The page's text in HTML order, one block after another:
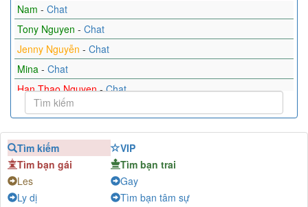
Nam - Chat
Tony Nguyen - Chat
Jenny Nguyễn - Chat
Mina - Chat
Han Thao Nguyen-Chat
Minh tuấn-Chat
Ha-Chat
Tìm kiếm
VIP
Tìm bạn gái
Tìm bạn trai
Les
Gay
Ly dị
Tìm bạn tâm sự